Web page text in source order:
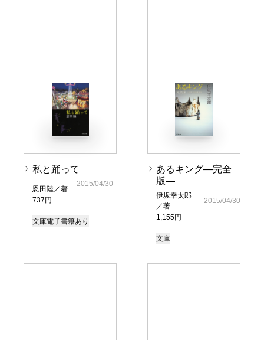
私と踊って
恩田陸／著
737円
2015/04/30
文庫電子書籍あり
あるキング―完全
版―
伊坂幸太郎
／著
1,155円
2015/04/30
文庫